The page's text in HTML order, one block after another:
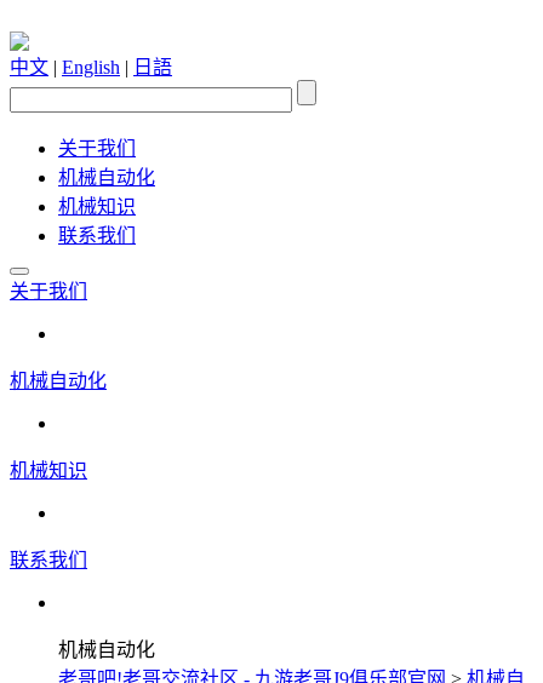
中文 | English | 日語
关于我们
机械自动化
机械知识
联系我们
关于我们
机械自动化
机械知识
联系我们
机械自动化
老哥吧!老哥交流社区 - 九游老哥J9俱乐部官网 > 机械自